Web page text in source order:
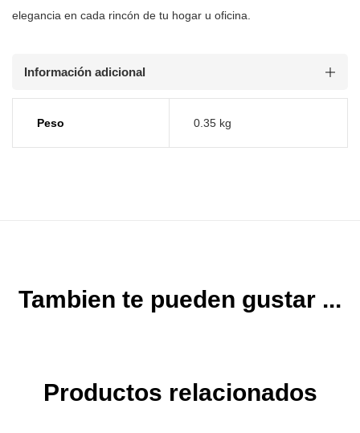
elegancia en cada rincón de tu hogar u oficina.
Información adicional
Peso 0.35 kg
Tambien te pueden gustar ...
Productos relacionados